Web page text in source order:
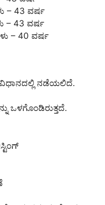
– 43 ವರ್ಷ
– 43 ವರ್ಷ
– 40 ವರ್ಷ
ನಡೆಯಲಿದೆ.
ಒಳಗೊಂಡಿರುತ್ತದೆ.